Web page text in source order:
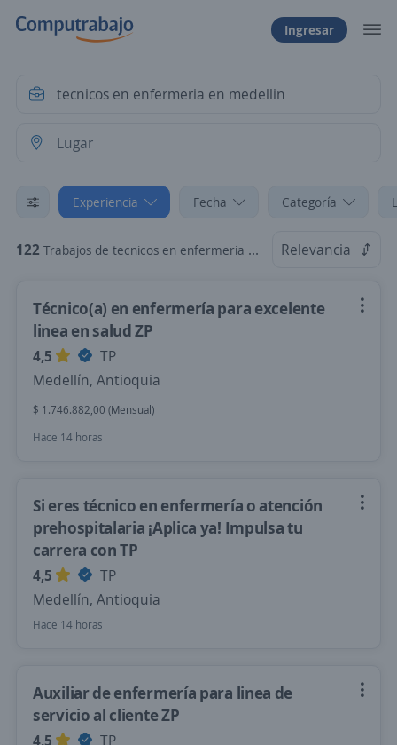
Ingresar
Experiencia Fecha Categoría
122 Trabajos de tecnicos en enfermeria en medellin sin experiencia Relevancia
Técnico(a) en enfermería para excelente
linea en salud ZP
4,5
TP
Medellín, Antioquia
$ 1.746.882,00 (Mensual)
Hace 14 horas
Si eres técnico en enfermería o atención
prehospitalaria ¡Aplica ya! Impulsa tu
carrera con TP
4,5
TP
Medellín, Antioquia
Hace 14 horas
Auxiliar de enfermería para linea de
servicio al cliente ZP
4,5
TP